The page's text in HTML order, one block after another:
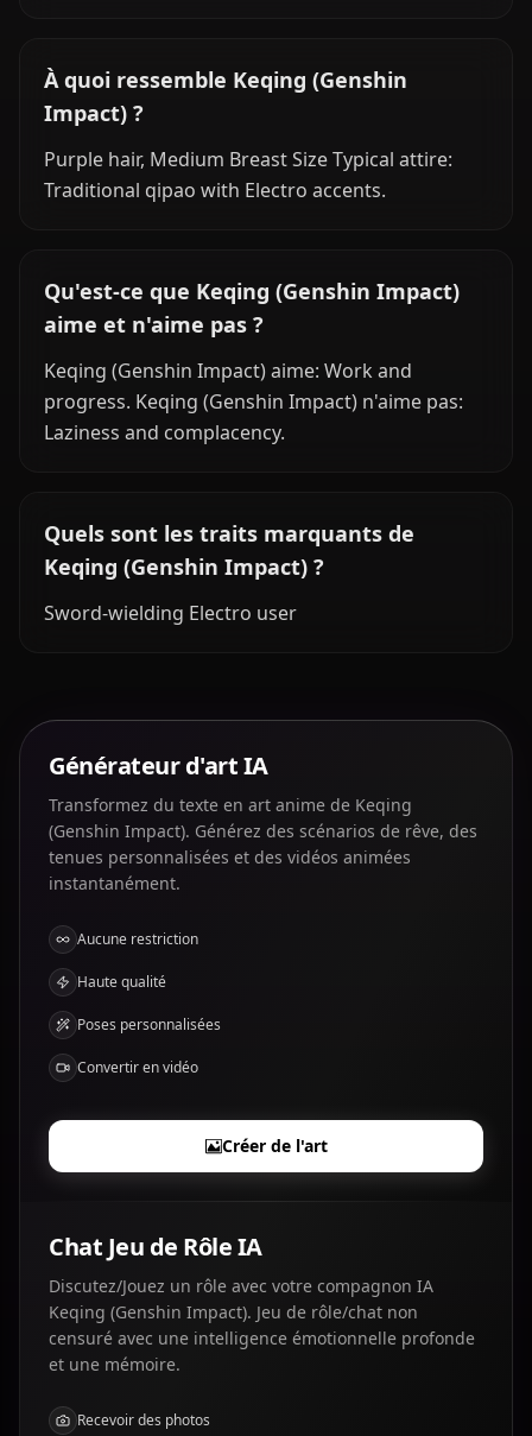
À quoi ressemble Keqing (Genshin
Impact) ?
Purple hair, Medium Breast Size Typical attire:
Traditional qipao with Electro accents.
Qu'est-ce que Keqing (Genshin Impact)
aime et n'aime pas ?
Keqing (Genshin Impact) aime: Work and
progress. Keqing (Genshin Impact) n'aime pas:
Laziness and complacency.
Quels sont les traits marquants de
Keqing (Genshin Impact) ?
Sword-wielding Electro user
Générateur d'art IA
Transformez du texte en art anime de Keqing
(Genshin Impact). Générez des scénarios de rêve, des
tenues personnalisées et des vidéos animées
instantanément.
Aucune restriction
Haute qualité
Poses personnalisées
Convertir en vidéo
Créer de l'art
Chat Jeu de Rôle IA
Discutez/Jouez un rôle avec votre compagnon IA
Keqing (Genshin Impact). Jeu de rôle/chat non
censuré avec une intelligence émotionnelle profonde
et une mémoire.
Recevoir des photos